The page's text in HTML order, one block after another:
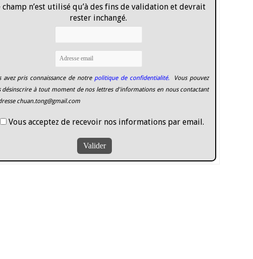
champ n’est utilisé qu’à des fins de validation et devrait
rester inchangé.
avez pris connaissance de notrepolitique de confidentialité.
Vous pouvez
désinscrire à tout moment de nos lettres d'informations en nous contactant
chuan.tong@gmail.com
Vous acceptez de recevoir nos informations par email.